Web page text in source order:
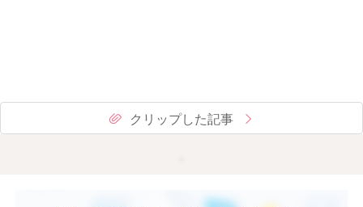
クリップした記事